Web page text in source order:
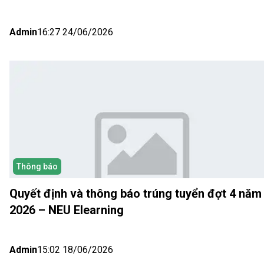
Admin16:27 24/06/2026
Thông báo
Quyết định và thông báo trúng tuyển đợt 4 năm
2026 – NEU Elearning
Admin15:02 18/06/2026